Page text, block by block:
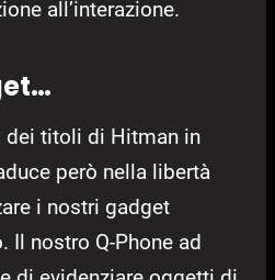
all’interazione.
dei titoli di Hitman in
però nella libertà
i nostri gadget
Il nostro Q-Phone ad